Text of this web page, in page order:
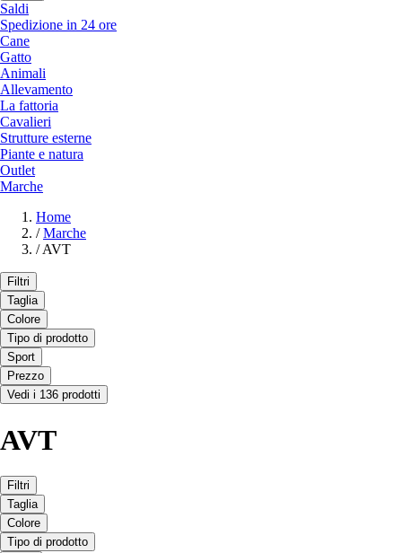
Saldi
Spedizione in 24 ore
Cane
Gatto
Animali
Allevamento
La fattoria
Cavalieri
Strutture esterne
Piante e natura
Outlet
Marche
Home
/ Marche
/ AVT
Filtri
Taglia
Colore
Tipo di prodotto
Sport
Prezzo
Vedi i 136 prodotti
AVT
Filtri
Taglia
Colore
Tipo di prodotto